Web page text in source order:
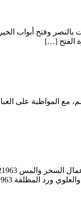
وفتح أبواب
الفتح […]
مع المواظبة على